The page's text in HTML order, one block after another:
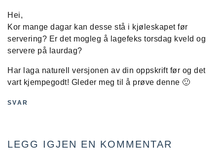
Hei,
Kor mange dagar kan desse stå i kjøleskapet før
servering? Er det mogleg å lagefeks torsdag kveld og
servere på laurdag?
Har laga naturell versjonen av din oppskrift før og det
vart kjempegodt! Gleder meg til å prøve denne 🙂
SVAR
LEGG IGJEN EN KOMMENTAR